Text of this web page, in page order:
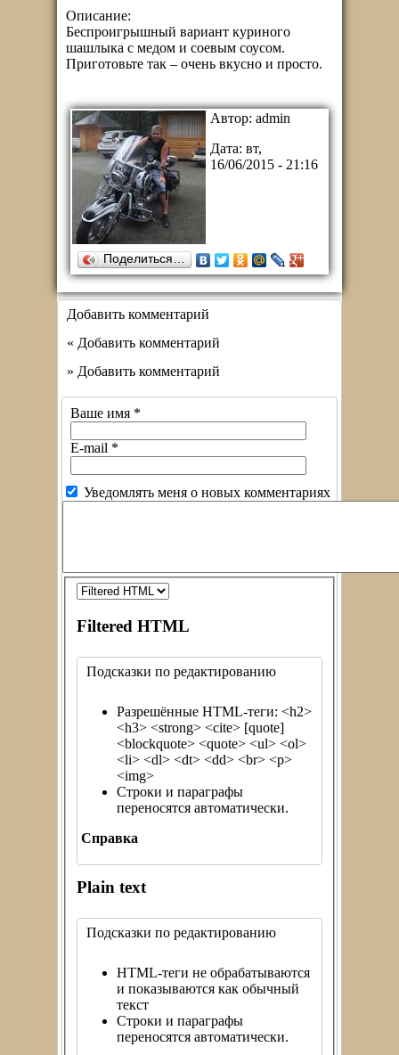
Описание:
Беспроигрышный вариант куриного
шашлыка с медом и соевым соусом.
Приготовьте так – очень вкусно и просто.
Автор: admin
Дата: вт,
16/06/2015 - 21:16
Поделиться…
Добавить комментарий
« Добавить комментарий
» Добавить комментарий
Ваше имя *
E-mail *
Уведомлять меня о новых комментариях
Filtered HTML
Подсказки по редактированию
Разрешённые HTML-теги: <h2>
<h3> <strong> <cite> [quote]
<blockquote> <quote> <ul> <ol>
<li> <dl> <dt> <dd> <br> <p>
<img>
Строки и параграфы
переносятся автоматически.
Справка
Plain text
Подсказки по редактированию
HTML-теги не обрабатываются
и показываются как обычный
текст
Строки и параграфы
переносятся автоматически.